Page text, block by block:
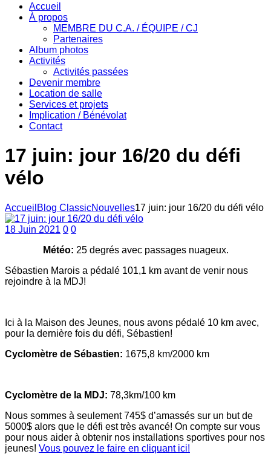
Accueil
À propos
MEMBRE DU C.A. / ÉQUIPE / CJ
Partenaires
Album photos
Activités
Activités passées
Devenir membre
Location de salle
Services et projets
Implication / Bénévolat
Contact
17 juin: jour 16/20 du défi
vélo
Accueil Blog ClassicNouvelles17 juin: jour 16/20 du défi vélo
18 Juin 2021 0 0
Météo: 25 degrés avec passages nuageux.
Sébastien Marois a pédalé 101,1 km avant de venir nous
rejoindre à la MDJ!
Ici à la Maison des Jeunes, nous avons pédalé 10 km avec,
pour la dernière fois du défi, Sébastien!
Cyclomètre de Sébastien: 1675,8 km/2000 km
Cyclomètre de la MDJ: 78,3km/100 km
Nous sommes à seulement 745$ d’amassés sur un but de
5000$ alors que le défi est très avancé! On compte sur vous
pour nous aider à obtenir nos installations sportives pour nos
jeunes! Vous pouvez le faire en cliquant ici!